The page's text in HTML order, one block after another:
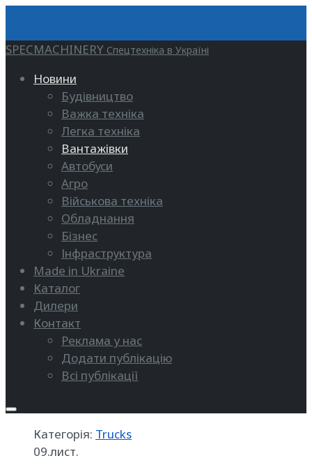
SPECMACHINERY Спецтехніка в Україні
Новини
Будівництво
Важка техніка
Легка техніка
Вантажівки
Автобуси
Агро
Військова техніка
Обладнання
Бізнес
Інфраструктура
Made in Ukraine
Каталог
Дилери
Контакт
Реклама у нас
Додати публікацію
Всі публікації
Категорія: Trucks
09.лист.